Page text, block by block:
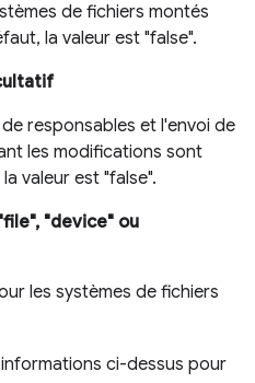
de fichiers montés
la valeur est "false".
responsables et l'envoi de
les modifications sont
valeur est "false".
"device" ou
les systèmes de fichiers
ci-dessus pour